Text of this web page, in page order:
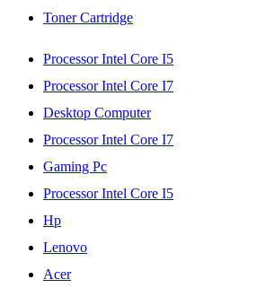
Toner Cartridge
Processor Intel Core I5
Processor Intel Core I7
Desktop Computer
Processor Intel Core I7
Gaming Pc
Processor Intel Core I5
Hp
Lenovo
Acer